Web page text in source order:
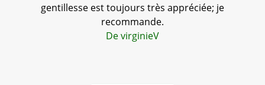
gentillesse est toujours très appréciée; je
recommande.
De virginieV